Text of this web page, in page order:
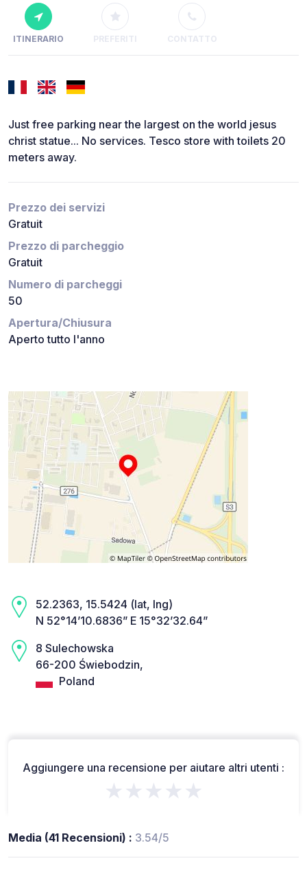
ITINERARIO PREFERITI CONTATTO
Just free parking near the largest on the world jesus
christ statue... No services. Tesco store with toilets 20
meters away.
Prezzo dei servizi
Gratuit
Prezzo di parcheggio
Gratuit
Numero di parcheggi
50
Apertura/Chiusura
Aperto tutto l'anno
52.2363, 15.5424 (lat, lng)
N 52°14’10.6836” E 15°32’32.64”
8 Sulechowska
66-200 Świebodzin,
Poland
Aggiungere una recensione per aiutare altri utenti :
★★★★★
Media (41 Recensioni) : 3.54/5